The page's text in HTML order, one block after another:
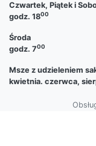
Czwartek, Piątek i
godz. 1800
Środa
godz. 700
Msze z udzieleniem
kwietnia. czerwca,